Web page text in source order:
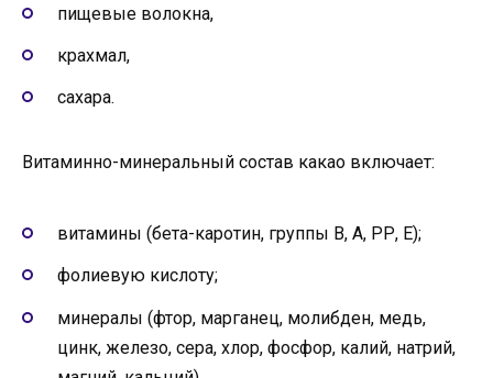
пищевые волокна,
крахмал,
сахара.
Витаминно-минеральный состав какао включает:
витамины (бета-каротин, группы В, А, РР, Е);
фолиевую кислоту;
минералы (фтор, марганец, молибден, медь,
цинк, железо, сера, хлор, фосфор, калий, натрий,